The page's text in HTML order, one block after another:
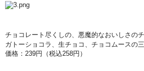
チョコレー ト 尽 くしの、 悪魔的なおいしさの
ガト ーショコラ、生チョコ、チョコムースの
価格： 239円（税込258円）